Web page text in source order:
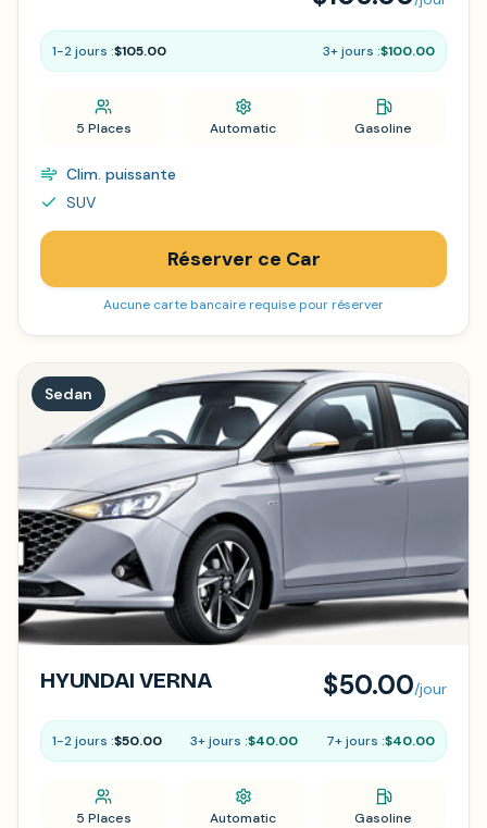
1-2 jours :$105.00 3+ jours :$100.00
5 Places Automatic Gasoline
Clim. puissante
SUV
Réserver ce Car
Aucune carte bancaire requise pour réserver
Sedan
HYUNDAI VERNA $50.00/jour
1-2 jours :$50.00 3+ jours :$40.00 7+ jours :$40.00
5 Places Automatic Gasoline